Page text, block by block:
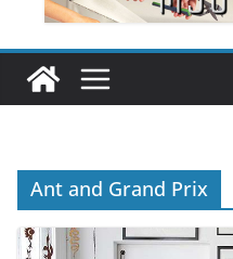
Ant and Grand Prix